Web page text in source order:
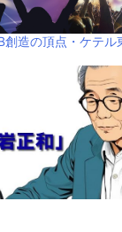
創造の頂点・ケテル